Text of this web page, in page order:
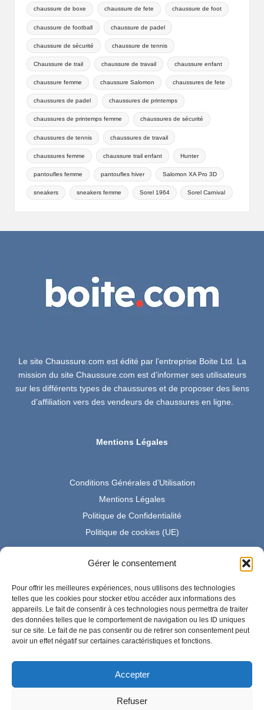
Gérer le consentement
Pour offrir les meilleures expériences, nous utilisons des technologies
telles que les cookies pour stocker et/ou accéder aux informations des
appareils. Le fait de consentir à ces technologies nous permettra de traiter
des données telles que le comportement de navigation ou les ID uniques
sur ce site. Le fait de ne pas consentir ou de retirer son consentement peut
avoir un effet négatif sur certaines caractéristiques et fonctions.
Accepter
Refuser
chaussure de boxe chaussure de fete chaussure de foot
chaussure de football chaussure de padel
chaussure de sécurité chaussure de tennis
Chaussure de trail chaussure de travail chaussure enfant
chaussure femme chaussure Salomon chaussures de fete
chaussures de padel chaussures de printemps
chaussures de printemps femme chaussures de sécurité
chaussures de tennis chaussures de travail
chaussures femme chaussure trail enfant Hunter
pantoufles femme pantoufles hiver Salomon XA Pro 3D
sneakers sneakers femme Sorel 1964 Sorel Carnival
Le site Chaussure.com est édité par l’entreprise Boite Ltd. La
mission du site Chaussure.com est d’informer ses utilisateurs
sur les différents types de chaussures et de proposer des liens
d’affiliation vers des vendeurs de chaussures en ligne.
Mentions Légales
Conditions Générales d’Utilisation
Mentions Légales
Politique de Confidentialité
Politique de cookies (UE)
En tant que Partenaire Amazon, je réalise un bénéfice sur les
achats remplissant les conditions requises.
Amazon et le logo Amazon sont des marques d'Amazon.com,
Inc. ou de ses sociétés affiliées.